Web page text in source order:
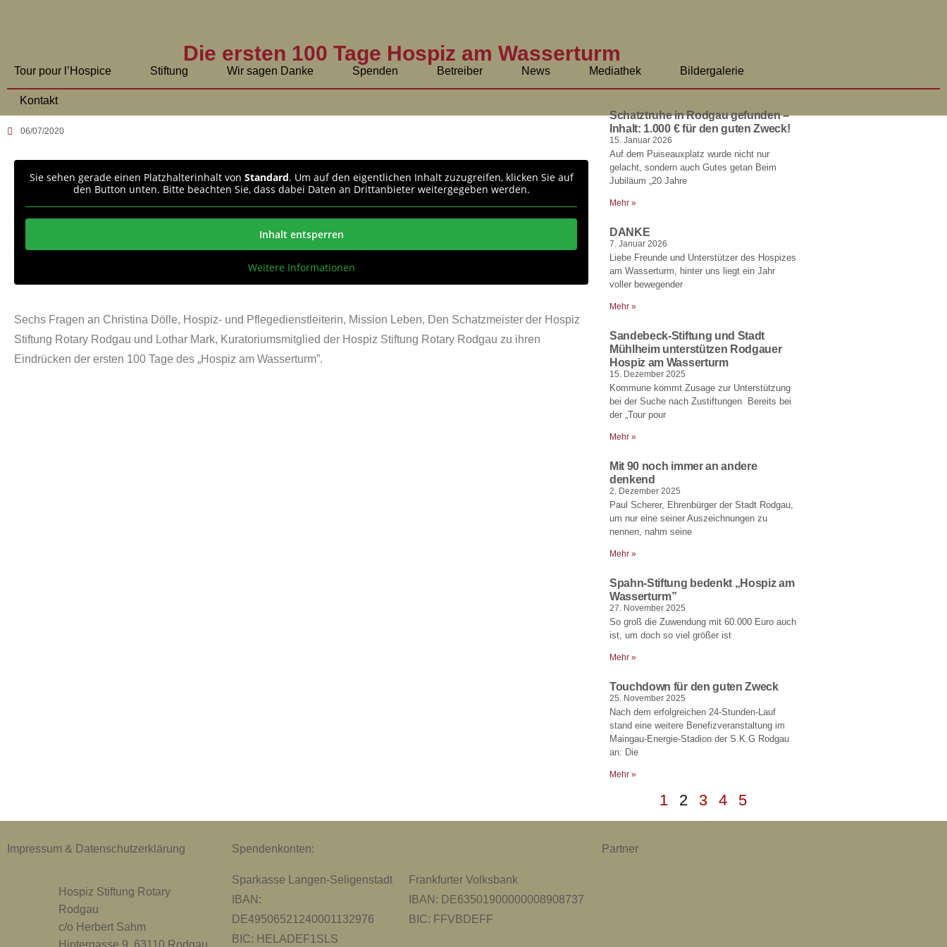
Tour pour l’Hospice Stiftung Wir sagen Danke Spenden Betreiber News Mediathek Bildergalerie
Kontakt
Die ersten 100 Tage Hospiz am Wasserturm
06/07/2020
Sie sehen gerade einen Platzhalterinhalt von Standard. Um auf den eigentlichen Inhalt zuzugreifen, klicken Sie auf
den Button unten. Bitte beachten Sie, dass dabei Daten an Drittanbieter weitergegeben werden.
Inhalt entsperren
Weitere Informationen
Sechs Fragen an Christina Dölle, Hospiz- und Pflegedienstleiterin, Mission Leben, Den Schatzmeister der Hospiz
Stiftung Rotary Rodgau und Lothar Mark, Kuratoriumsmitglied der Hospiz Stiftung Rotary Rodgau zu ihren
Eindrücken der ersten 100 Tage des „Hospiz am Wasserturm”.
Schatztruhe in Rodgau gefunden –
Inhalt: 1.000 € für den guten Zweck!
15. Januar 2026
Auf dem Puiseauxplatz wurde nicht nur
gelacht, sondern auch Gutes getan Beim
Jubiläum „20 Jahre
Mehr »
DANKE
7. Januar 2026
Liebe Freunde und Unterstützer des Hospizes
am Wasserturm, hinter uns liegt ein Jahr
voller bewegender
Mehr »
Sandebeck-Stiftung und Stadt
Mühlheim unterstützen Rodgauer
Hospiz am Wasserturm
15. Dezember 2025
Kommune kommt Zusage zur Unterstützung
bei der Suche nach Zustiftungen Bereits bei
der „Tour pour
Mehr »
Mit 90 noch immer an andere
denkend
2. Dezember 2025
Paul Scherer, Ehrenbürger der Stadt Rodgau,
um nur eine seiner Auszeichnungen zu
nennen, nahm seine
Mehr »
Spahn-Stiftung bedenkt „Hospiz am
Wasserturm”
27. November 2025
So groß die Zuwendung mit 60.000 Euro auch
ist, um doch so viel größer ist
Mehr »
Touchdown für den guten Zweck
25. November 2025
Nach dem erfolgreichen 24-Stunden-Lauf
stand eine weitere Benefizveranstaltung im
Maingau-Energie-Stadion der S.K.G Rodgau
an: Die
Mehr »
1 2 3 4 5
Impressum & Datenschutzerklärung
Hospiz Stiftung Rotary
Rodgau
c/o Herbert Sahm
Hintergasse 9, 63110 Rodgau
Spendenkonten:
Sparkasse Langen-Seligenstadt
IBAN:
DE49506521240001132976
BIC: HELADEF1SLS
Frankfurter Volksbank
IBAN: DE63501900000008908737
BIC: FFVBDEFF
Partner